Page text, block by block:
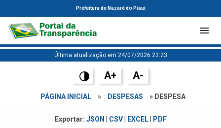
Prefeitura de Nazaré do Piauí
Última atualização em 24/07/2026 22:23
A+ A-
PÁGINA INICIAL » DESPESAS » DESPESA
Exportar: JSON CSV| EXCEL| PDF